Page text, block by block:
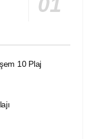
10 Plaj